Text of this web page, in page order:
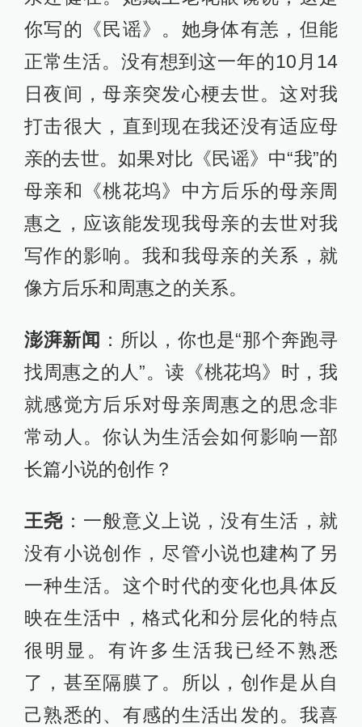
你写的《民谣》。她身体有恙，但能
正常生活。没有想到这一年的10月14
日夜间，母亲突发心梗去世。这对我
打击很大，直到现在我还没有适应母
亲的去世。如果对比《民谣》中“我”的
母亲和《桃花坞》中方后乐的母亲周
惠之，应该能发现我母亲的去世对我
写作的影响。我和我母亲的关系，就
像方后乐和周惠之的关系。
澎湃新闻 ：所以，你也是“那个奔跑寻
找周惠之的人”。读《桃花坞》时，我
就感觉方后乐对母亲周惠之的思念非
常动人。你认为生活会如何影响一部
长篇小说的创作？
王尧 ：一般意义上说，没有生活，就
没有小说创作，尽管小说也建构了另
一种生活。这个时代的变化也具体反
映在生活中，格式化和分层化的特点
很明显。有许多生活我已经不熟悉
了，甚至隔膜了。所以，创作是从自
己熟悉的、有感的生活出发的。我喜